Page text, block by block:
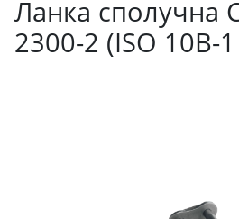
Ланка сполучна
2300-2 (ISO 10B-1